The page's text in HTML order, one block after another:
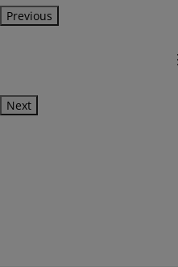
Previous
Next